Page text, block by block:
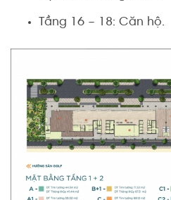
Tầng 16 – 18: Căn hộ.